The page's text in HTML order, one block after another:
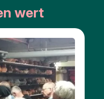
wert